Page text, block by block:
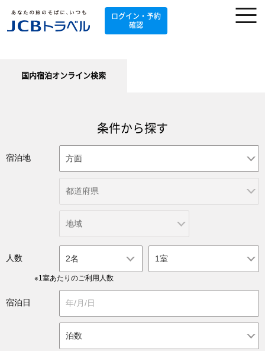
ログイン・予約
確認
国内宿泊オンライン検索
条件から探す
宿泊地
人数 2名
※1室あたりのご利用人数
宿泊日